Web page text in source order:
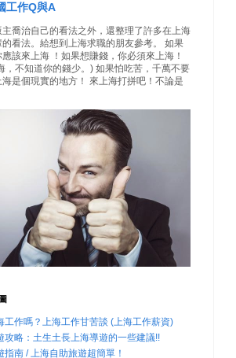
工作Q與A
喬治自己的看法之外，還整理了許多在上海
看法。給想到上海求職的朋友參考。 如果
該來上海 ！如果想賺錢，你必須來上海！
，不知道你的錢少。) 如果怕吃苦，千萬不要
是個現實的地方！ 來上海打拼吧！不論是
工作嗎？上海工作甘苦談 (上海工作薪資)
攻略：土生土長上海導遊的一些建議!!
指南 / 上海自助旅遊超簡單！